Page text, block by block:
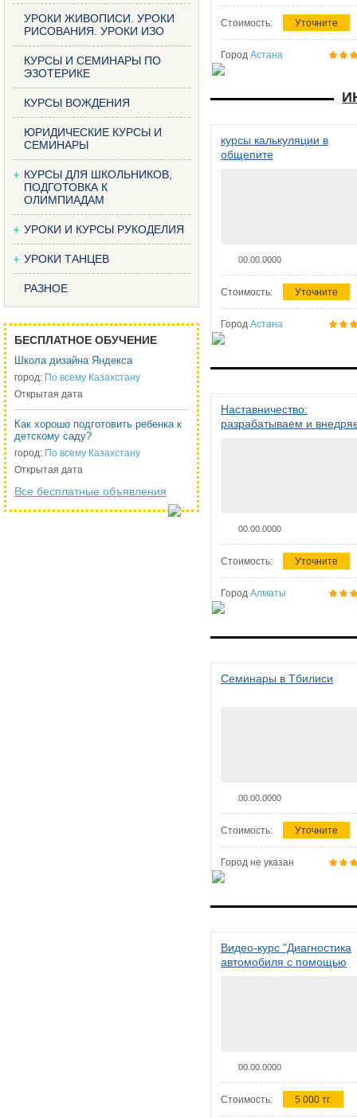
УРОКИ ЖИВОПИСИ. УРОКИ
РИСОВАНИЯ. УРОКИ ИЗО
КУРСЫ И СЕМИНАРЫ ПО
ЭЗОТЕРИКЕ
КУРСЫ ВОЖДЕНИЯ
ЮРИДИЧЕСКИЕ КУРСЫ И
СЕМИНАРЫ
КУРСЫ ДЛЯ ШКОЛЬНИКОВ,
ПОДГОТОВКА К
ОЛИМПИАДАМ
УРОКИ И КУРСЫ РУКОДЕЛИЯ
УРОКИ ТАНЦЕВ
РАЗНОЕ
БЕСПЛАТНОЕ ОБУЧЕНИЕ
Школа дизайна Яндекса
город: По всему Казахстану
Открытая дата
Как хорошо подготовить ребенка к
детскому саду?
город: По всему Казахстану
Открытая дата
Все бесплатные объявления
Стоимость: Уточните
Город Астана
курсы калькуляции в
общепите
00.00.0000
Стоимость: Уточните
Город Астана
Наставничество:
разрабатываем и
00.00.0000
Стоимость: Уточните
Город Алматы
Семинары в Тбилиси
00.00.0000
Стоимость: Уточните
Город не указан
Видео-курс "Диагностика
автомобиля с помощью
00.00.0000
Стоимость: 5 000 тг.